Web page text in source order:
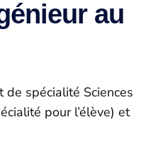
au
de spécialité Sciences
pour l’élève) et